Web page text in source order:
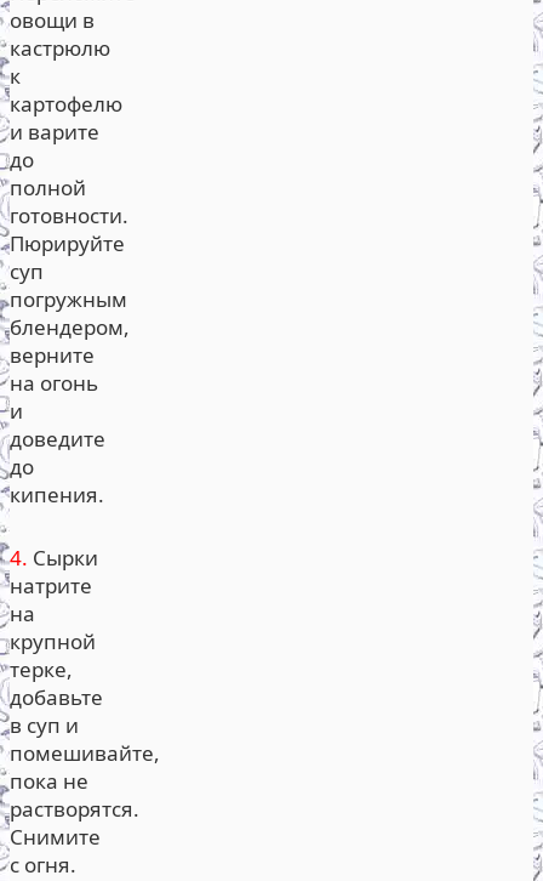
овощи в
кастрюлю
к
картофелю
и варите
до
полной
готовности.
Пюрируйте
суп
погружным
блендером,
верните
на огонь
и
доведите
до
кипения.
4. Сырки
натрите
на
крупной
терке,
добавьте
в суп и
помешивайте,
пока не
растворятся.
Снимите
с огня.